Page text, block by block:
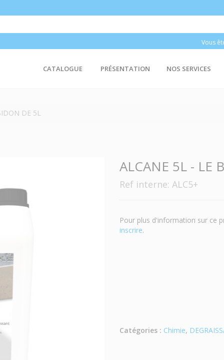
Vous
CATALOGUE PRÉSENTATION NOS SERVICES
DE 5L
ALCANE 5L - LE
Ref interne: ALC5+
Pour plus d'information sur ce
inscrire.
Catégories : Chimie,